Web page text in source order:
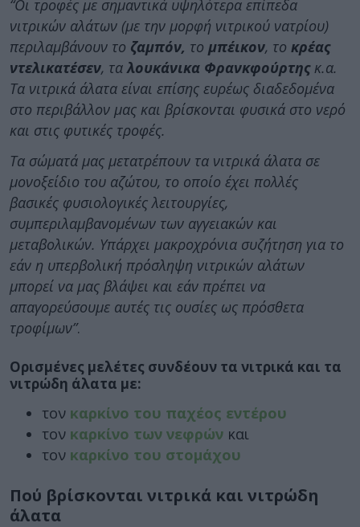
“Οι τροφές με σημαντικά υψηλότερα επίπεδα
νιτρικών αλάτων (με την μορφή νιτρικού νατρίου)
περιλαμβάνουν το ζαμπόν, το μπέικον, το κρέας
ντελικατέσεν, τα λουκάνικα Φρανκφούρτηςκ.α.
Τα νιτρικά άλατα είναι επίσης ευρέως διαδεδομένα
στο περιβάλλον μας και βρίσκονται φυσικά στο νερό
και στις φυτικές τροφές.
Τα σώματά μας μετατρέπουν τα νιτρικά άλατα σε
μονοξείδιο του αζώτου, το οποίο έχει πολλές
βασικές φυσιολογικές λειτουργίες,
συμπεριλαμβανομένων των αγγειακών και
μεταβολικών. Υπάρχει μακροχρόνια συζήτηση για το
εάν η υπερβολική πρόσληψη νιτρικών αλάτων
μπορεί να μας βλάψει και εάν πρέπει να
απαγορεύσουμε αυτές τις ουσίες ως πρόσθετα
τροφίμων”.
Ορισμένες μελέτες συνδέουν τα νιτρικά και τα
νιτρώδη άλατα με:
τον καρκίνο του παχέος εντέρου
τον καρκίνο των νεφρών και
τον καρκίνο του στομάχου
Πού βρίσκονται νιτρικά και νιτρώδη
άλατα